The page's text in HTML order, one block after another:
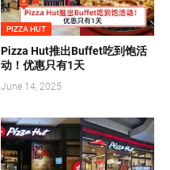
PIZZA HUT
Pizza Hut推出Buffet吃到饱活
动！优惠只有1天
June 14, 2025